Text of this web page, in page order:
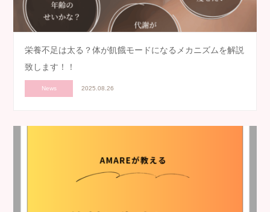
栄養不足は太る？体が飢餓モードになるメカニズムを解説
致します！！
News 2025.08.26